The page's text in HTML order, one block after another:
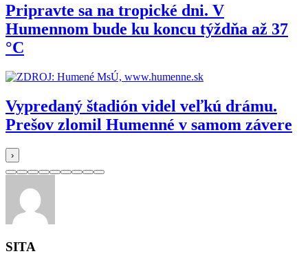
Pripravte sa na tropické dni. V
Humennom bude ku koncu týždňa až 37
°C
Vypredaný štadión videl veľkú drámu.
Prešov zlomil Humenné v samom závere
›
SITA